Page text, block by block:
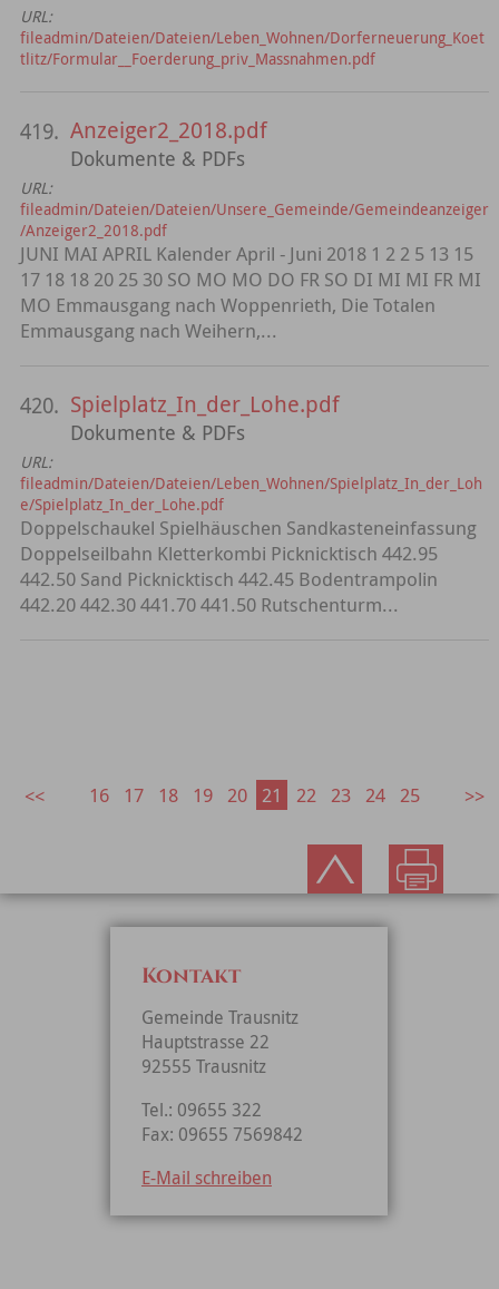
URL:
fileadmin/Dateien/Dateien/Leben_Wohnen/Dorferneuerung_Koet
tlitz/Formular__Foerderung_priv_Massnahmen.pdf
419. Anzeiger2_2018.pdf
Dokumente & PDFs
URL:
fileadmin/Dateien/Dateien/Unsere_Gemeinde/Gemeindeanzeiger
/Anzeiger2_2018.pdf
JUNI MAI APRIL Kalender April - Juni 2018 1 2 2 5 13 15
17 18 18 20 25 30 SO MO MO DO FR SO DI MI MI FR MI
MO Emmausgang nach Woppenrieth, Die Totalen
Emmausgang nach Weihern,...
420. Spielplatz_In_der_Lohe.pdf
Dokumente & PDFs
URL:
fileadmin/Dateien/Dateien/Leben_Wohnen/Spielplatz_In_der_Loh
e/Spielplatz_In_der_Lohe.pdf
Doppelschaukel Spielhäuschen Sandkasteneinfassung
Doppelseilbahn Kletterkombi Picknicktisch 442.95
442.50 Sand Picknicktisch 442.45 Bodentrampolin
442.20 442.30 441.70 441.50 Rutschenturm...
16 17 18 19 20 21 22 23 24 25
Kontakt
Gemeinde Trausnitz
Hauptstrasse 22
92555 Trausnitz
Tel.: 09655 322
Fax: 09655 7569842
E-Mail schreiben